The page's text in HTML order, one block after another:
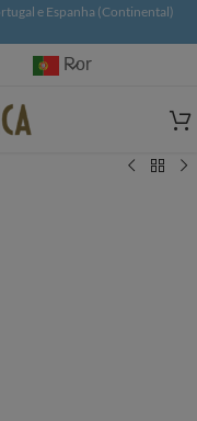
e Espanha (Continental)
Português